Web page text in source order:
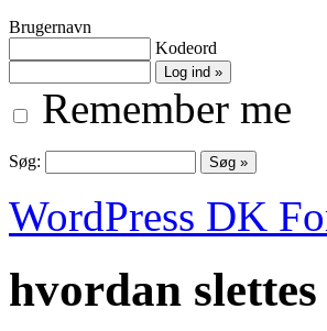
Brugernavn
Kodeord
Remember me
Søg:
WordPress DK
hvordan